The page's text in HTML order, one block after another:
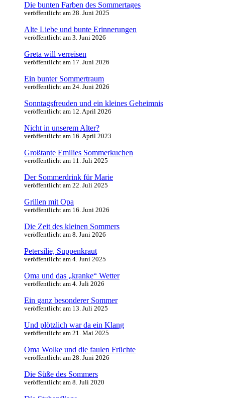
Die bunten Farben des Sommertages
veröffentlicht am 28. Juni 2025
Alte Liebe und bunte Erinnerungen
veröffentlicht am 3. Juni 2026
Greta will verreisen
veröffentlicht am 17. Juni 2026
Ein bunter Sommertraum
veröffentlicht am 24. Juni 2026
Sonntagsfreuden und ein kleines Geheimnis
veröffentlicht am 12. April 2026
Nicht in unserem Alter?
veröffentlicht am 16. April 2023
Großtante Emilies Sommerkuchen
veröffentlicht am 11. Juli 2025
Der Sommerdrink für Marie
veröffentlicht am 22. Juli 2025
Grillen mit Opa
veröffentlicht am 16. Juni 2026
Die Zeit des kleinen Sommers
veröffentlicht am 8. Juni 2026
Petersilie, Suppenkraut
veröffentlicht am 4. Juni 2025
Oma und das „kranke“ Wetter
veröffentlicht am 4. Juli 2026
Ein ganz besonderer Sommer
veröffentlicht am 13. Juli 2025
Und plötzlich war da ein Klang
veröffentlicht am 21. Mai 2025
Oma Wolke und die faulen Früchte
veröffentlicht am 28. Juni 2026
Die Süße des Sommers
veröffentlicht am 8. Juli 2020